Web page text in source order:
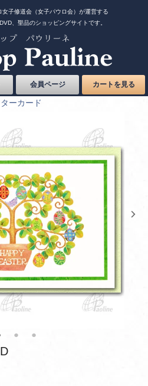
子修道会（女子パウロ会）が運営する
、聖品のショッピングサイトです。
会員ページ カートを見る
ーカード